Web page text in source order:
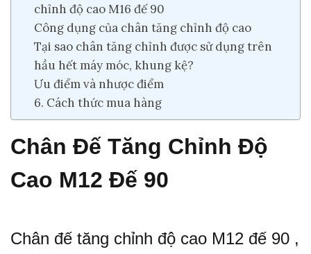
chỉnh độ cao M16 đế 90
Công dụng của chân tăng chỉnh độ cao
Tại sao chân tăng chỉnh được sử dụng trên
hầu hết máy móc, khung kệ?
Ưu điểm và nhược điểm
6. Cách thức mua hàng
Chân Đế Tăng Chỉnh Độ
Cao M12 Đế 90
Chân đế tăng chỉnh độ cao M12 đế 90 ,